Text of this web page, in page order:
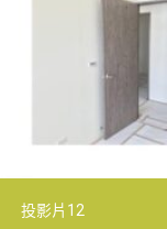
投影片12